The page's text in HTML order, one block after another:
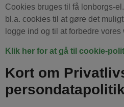
Cookies bruges til få lonborgs-
bl.a. cookies til at gøre det
logge ind og til at forbedre vores
Klik her for at gå til cookie-
Kort om